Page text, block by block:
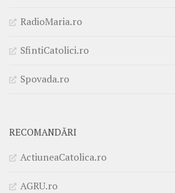
RadioMaria.ro
SfintiCatolici.ro
Spovada.ro
RECOMANDĂRI
ActiuneaCatolica.ro
AGRU.ro